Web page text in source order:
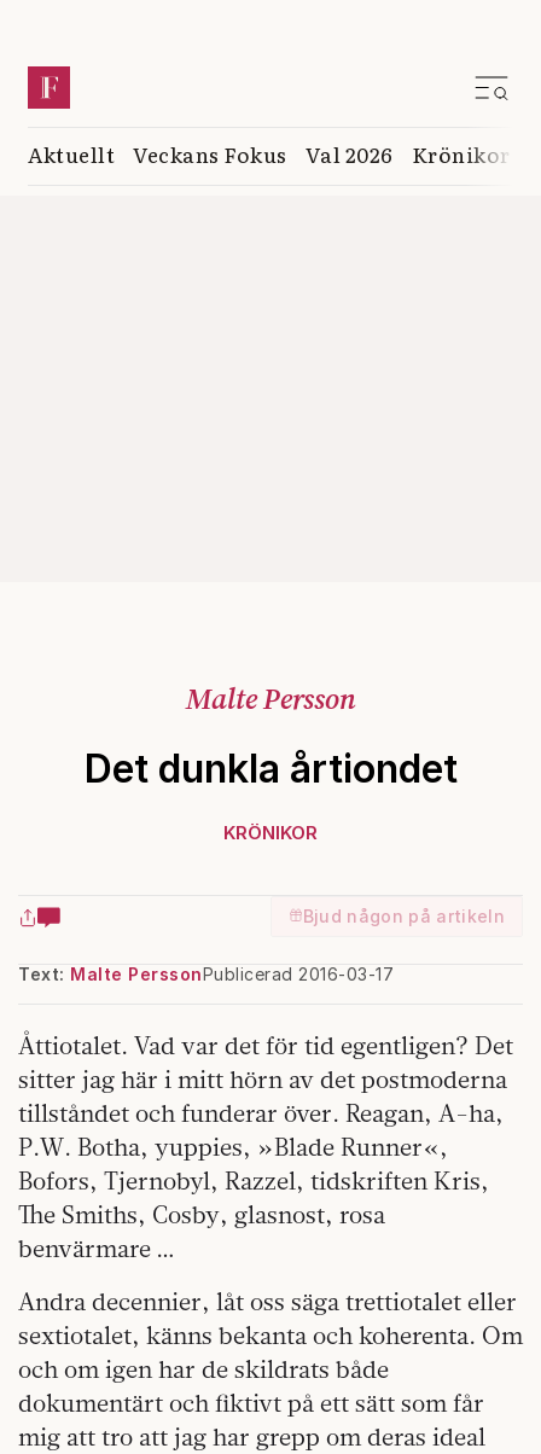
Aktuellt Veckans Fokus Val 2026 Krönikor
Malte Persson
Det dunkla årtiondet
KRÖNIKOR
Bjud någon på artikeln
Text: Malte PerssonPublicerad 2016-03-17
Åttiotalet. Vad var det för tid egentligen? Det
sitter jag här i mitt hörn av det postmoderna
tillståndet och funderar över. Reagan, A-ha,
P.W. Botha, yuppies, »Blade Runner«,
Bofors, Tjernobyl, Razzel, tidskriften Kris,
The Smiths, Cosby, glasnost, rosa
benvärmare …
Andra decennier, låt oss säga trettiotalet eller
sextiotalet, känns bekanta och koherenta. Om
och om igen har de skildrats både
dokumentärt och fiktivt på ett sätt som får
mig att tro att jag har grepp om deras ideal